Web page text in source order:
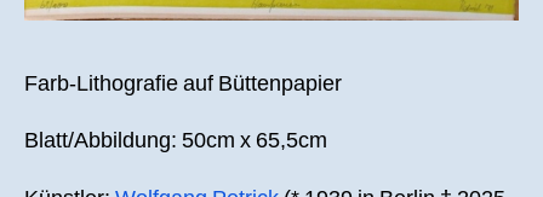
Farb-Lithografie auf Büttenpapier
Blatt/Abbildung: 50cm x 65,5cm